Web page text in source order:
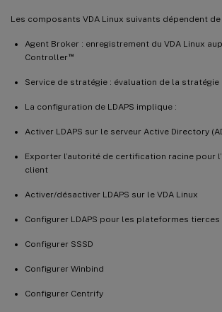
Les composants VDA Linux suivants dépendent de
Agent Broker : enregistrement du VDA Linux
Controller™
Service de stratégie : évaluation de la stratégie
La configuration de LDAPS implique :
Activer LDAPS sur le serveur Active Directory
Exporter l’autorité de certification racine pour
client
Activer/désactiver LDAPS sur le VDA Linux
Configurer LDAPS pour les plateformes tierces
Configurer SSSD
Configurer Winbind
Configurer Centrify